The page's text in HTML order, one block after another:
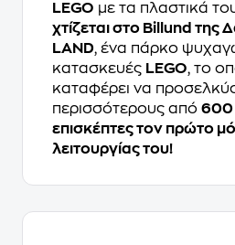
LEGO με τα πλαστικά
χτίζεται στο Billund της
LAND, ένα πάρκο
κατασκευές LEGO, το
καταφέρει να
περισσότερους από 600
επισκέπτες τον πρώτο
λειτουργίας του!